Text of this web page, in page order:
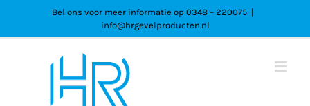
Bel ons voor meer informatie op 0348 – 220075 |
info@hrgevelproducten.nl